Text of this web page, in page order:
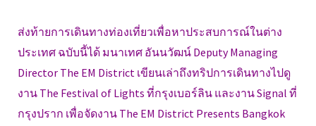
ส่งท้ายการเดินทางท่องเที่ยวเพื่อหาประสบการณ์ในต่าง
ประเทศ ฉบับนี้ได้ มนาเทศ อันนวัฒน์ Deputy Managing
Director The EM District เขียนเล่าถึงทริปการเดินทางไปดู
งาน The Festival of Lights ที่กรุงเบอร์ลิน และงาน Signal ที่
กรุงปราก เพื่อจัดงาน The EM District Presents Bangkok